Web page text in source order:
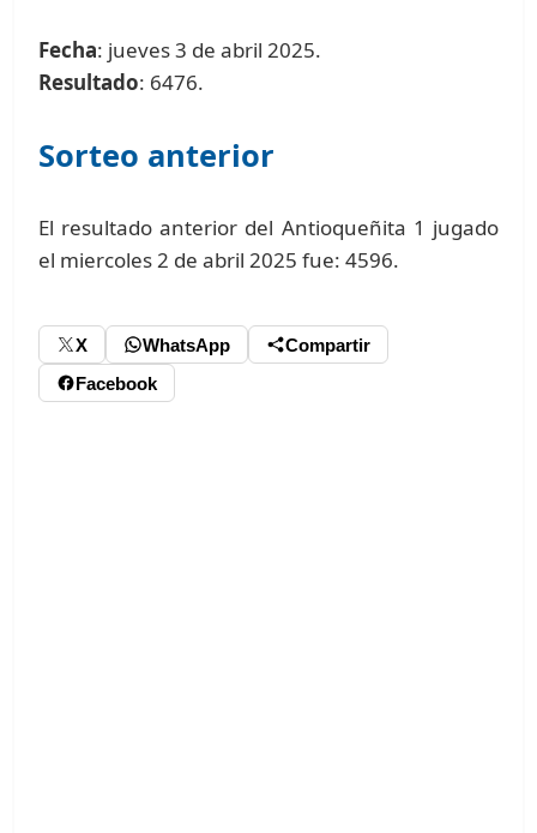
Fecha: jueves 3 de abril 2025.
Resultado: 6476.
Sorteo anterior
El resultado anterior del Antioqueñita 1 jugado
el miercoles 2 de abril 2025 fue: 4596.
X WhatsApp
Compartir
Facebook